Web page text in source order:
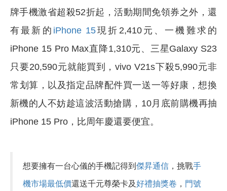
牌手機激省超殺52折起，活動期間免領券之外，還
有最新的 iPhone 15現折2,410元、一機難求的
iPhone 15 Pro Max直降1,310元、三星Galaxy S23
只要20,590元就能買到，vivo V21s下殺5,990元非
常划算，以及指定品牌配件買一送一等好康，想換
新機的人不妨趁這波活動搶購，10月底前購機再抽
iPhone 15 Pro，比周年慶還要便宜。
想要擁有一台心儀的手機記得到傑昇通信 ，挑戰手
機市場最低價還送千元尊榮卡及好禮抽獎卷 ， 門號